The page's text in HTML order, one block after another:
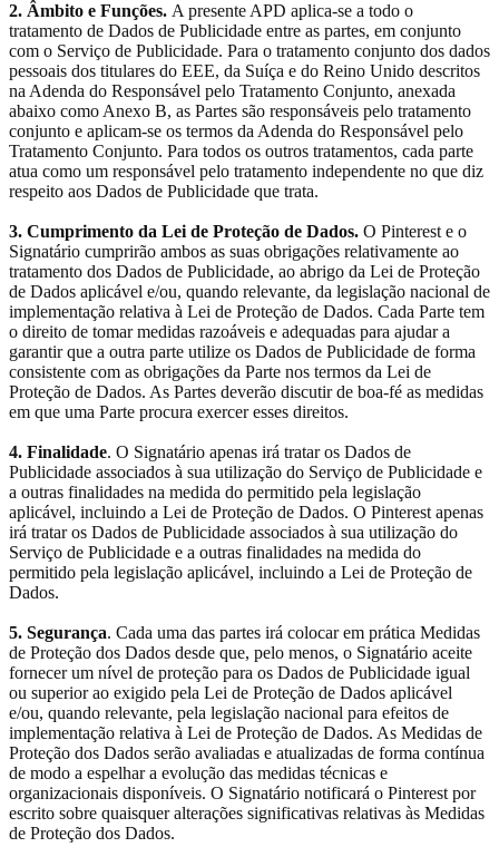
2. Âmbito e Funções. A presente APD aplica-se a todo o
tratamento de Dados de Publicidade entre as partes, em conjunto
com o Serviço de Publicidade. Para o tratamento conjunto dos dados
pessoais dos titulares do EEE, da Suíça e do Reino Unido descritos
na Adenda do Responsável pelo Tratamento Conjunto, anexada
abaixo como Anexo B, as Partes são responsáveis pelo tratamento
conjunto e aplicam-se os termos da Adenda do Responsável pelo
Tratamento Conjunto. Para todos os outros tratamentos, cada parte
atua como um responsável pelo tratamento independente no que diz
respeito aos Dados de Publicidade que trata.
3. Cumprimento da Lei de Proteção de Dados. O Pinterest e o
Signatário cumprirão ambos as suas obrigações relativamente ao
tratamento dos Dados de Publicidade, ao abrigo da Lei de Proteção
de Dados aplicável e/ou, quando relevante, da legislação nacional de
implementação relativa à Lei de Proteção de Dados. Cada Parte tem
o direito de tomar medidas razoáveis e adequadas para ajudar a
garantir que a outra parte utilize os Dados de Publicidade de forma
consistente com as obrigações da Parte nos termos da Lei de
Proteção de Dados. As Partes deverão discutir de boa-fé as medidas
em que uma Parte procura exercer esses direitos.
4. Finalidade. O Signatário apenas irá tratar os Dados de
Publicidade associados à sua utilização do Serviço de Publicidade e
a outras finalidades na medida do permitido pela legislação
aplicável, incluindo a Lei de Proteção de Dados. O Pinterest apenas
irá tratar os Dados de Publicidade associados à sua utilização do
Serviço de Publicidade e a outras finalidades na medida do
permitido pela legislação aplicável, incluindo a Lei de Proteção de
Dados.
5. Segurança. Cada uma das partes irá colocar em prática Medidas
de Proteção dos Dados desde que, pelo menos, o Signatário aceite
fornecer um nível de proteção para os Dados de Publicidade igual
ou superior ao exigido pela Lei de Proteção de Dados aplicável
e/ou, quando relevante, pela legislação nacional para efeitos de
implementação relativa à Lei de Proteção de Dados. As Medidas de
Proteção dos Dados serão avaliadas e atualizadas de forma contínua
de modo a espelhar a evolução das medidas técnicas e
organizacionais disponíveis. O Signatário notificará o Pinterest por
escrito sobre quaisquer alterações significativas relativas às Medidas
de Proteção dos Dados.